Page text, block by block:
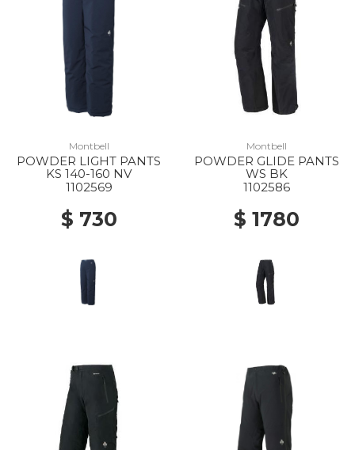
Montbell
POWDER LIGHT PANTS
KS 140-160 NV
1102569
$ 730
Montbell
POWDER GLIDE PANTS
WS BK
1102586
$ 1780